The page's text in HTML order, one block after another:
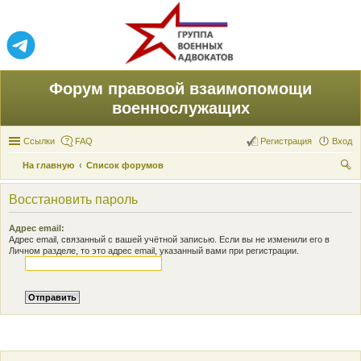
Форум правовой взаимопомощи
военнослужащих
Ссылки FAQ Вход
Регистрация
На главную
Список форумов
ои
Восстановить пароль
Адрес email:
Адрес email, связанный с вашей учётной записью. Если вы не изменили его в
Личном разделе, то это адрес email, указанный вами при регистрации.